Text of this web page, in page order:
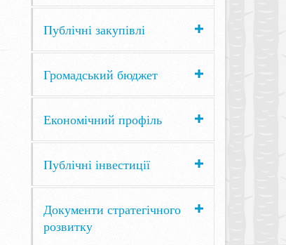
Публічні закупівлі
Громадський бюджет
Економічний профіль
Публічні інвестиції
Документи стратегічного
розвитку